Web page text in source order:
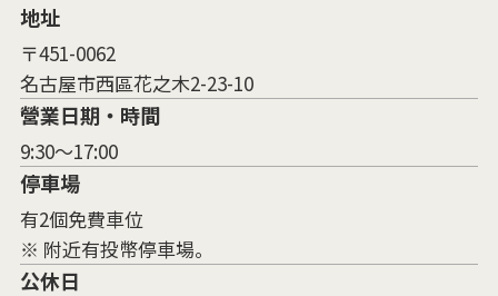
地址
〒451-0062
名古屋市西區花之木2-23-10
營業日期・時間
9:30～17:00
停車場
有2個免費車位
※ 附近有投幣停車場。
公休日